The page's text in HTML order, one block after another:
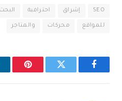
SEO إشراق احترافية البحث
للمواقع محركات والمتاجر
فيسبوك تويتر